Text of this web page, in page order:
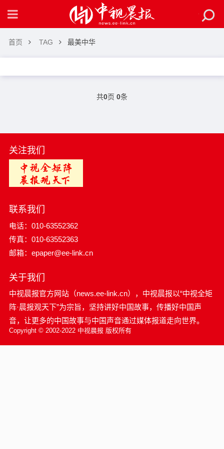
首页 TAG 最美中华
共0页 0条
关注我们
联系我们
电话：010-63552362
传真：010-63552363
邮箱：epaper@ee-link.cn
关于我们
中视晨报官方网站（news.ee-link.cn），中视晨报以“中视全矩
阵·晨报观天下”为宗旨，坚持讲好中国故事，传播好中国声
音，让更多的中国故事与中国声音通过媒体报道走向世界。
Copyright © 2002-2022 中视晨报 版权所有